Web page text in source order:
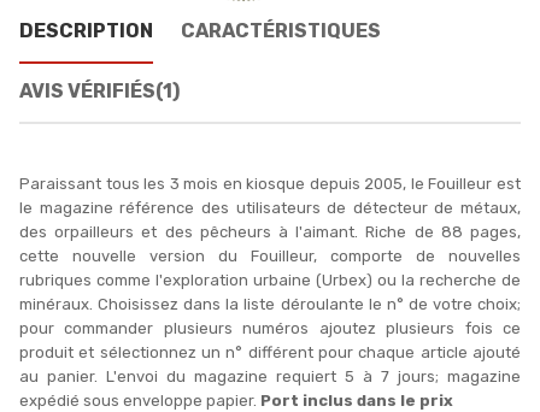
DESCRIPTION CARACTÉRISTIQUES
AVIS VÉRIFIÉS(1)
Paraissant tous les 3 mois en kiosque depuis 2005, le Fouilleur est
le magazine référence des utilisateurs de détecteur de métaux,
des orpailleurs et des pêcheurs à l'aimant. Riche de 88 pages,
cette nouvelle version du Fouilleur, comporte de nouvelles
rubriques comme l'exploration urbaine (Urbex) ou la recherche de
minéraux. Choisissez dans la liste déroulante le n° de votre choix;
pour commander plusieurs numéros ajoutez plusieurs fois ce
produit et sélectionnez un n° différent pour chaque article ajouté
au panier. L'envoi du magazine requiert 5 à 7 jours; magazine
expédié sous enveloppe papier. Port inclus dans le prix